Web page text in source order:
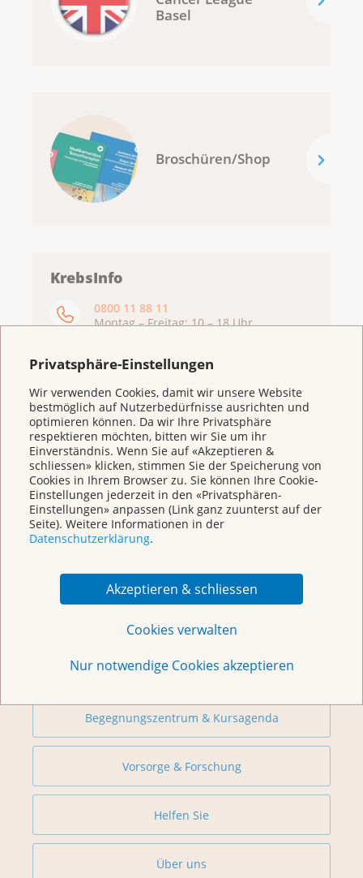
Privatsphäre-Einstellungen
Wir verwenden Cookies, damit wir unsere Website
bestmöglich auf Nutzerbedürfnisse ausrichten und
optimieren können. Da wir Ihre Privatsphäre
respektieren möchten, bitten wir Sie um ihr
Einverständnis. Wenn Sie auf «Akzeptieren &
schliessen» klicken, stimmen Sie der Speicherung von
Cookies in Ihrem Browser zu. Sie können Ihre Cookie-
Einstellungen jederzeit in den «Privatsphären-
Einstellungen» anpassen (Link ganz zuunterst auf der
Seite). Weitere Informationen in der
Datenschutzerklärung.
Akzeptieren & schliessen
Cookies verwalten
Nur notwendige Cookies akzeptieren
Basel
Broschüren/Shop
KrebsInfo
0800 11 88 11
Montag – Freitag: 10 – 18 Uhr
mailto:krebsinfo@krebsliga.ch
Chat
KrebsInfo
Montag – Freitag: 10 – 18 Uhr
Beratung
Begegnungszentrum & Kursagenda
Vorsorge & Forschung
Helfen Sie
Über uns